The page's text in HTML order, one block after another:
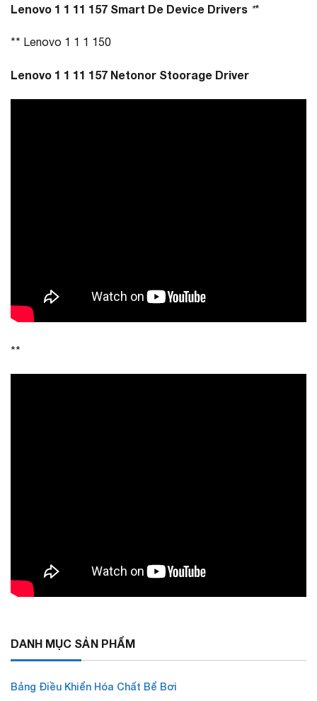
Lenovo 1 1 11 157 Smart De Device Drivers **
** Lenovo 1 1 1 150
Lenovo 1 1 11 157 Netonor Stoorage Driver
**
DANH MỤC SẢN PHẨM
Bảng Điều Khiển Hóa Chất Bể Bơi